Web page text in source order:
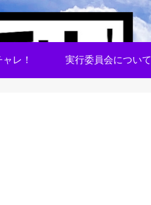
レ！ 実行委員会について